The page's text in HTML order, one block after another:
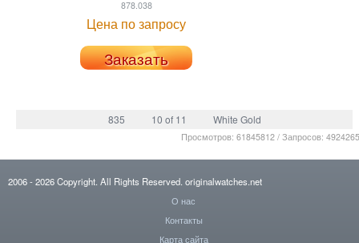
878.038
Цена по запросу
Заказать
835 10 of 11 White Gold
Просмотров: 61845812 / Запросов:
2006- 2026Copyright. All Rights Reserved. originalwatches.net
О нас
Контакты
Карта сайта